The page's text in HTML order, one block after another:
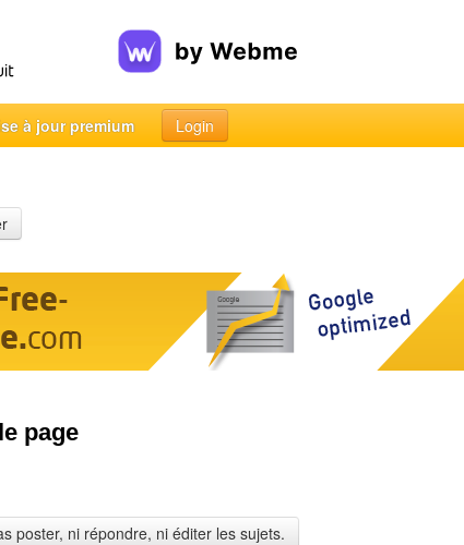
à jour premium Login
page
poster, ni répondre, ni éditer les sujets.